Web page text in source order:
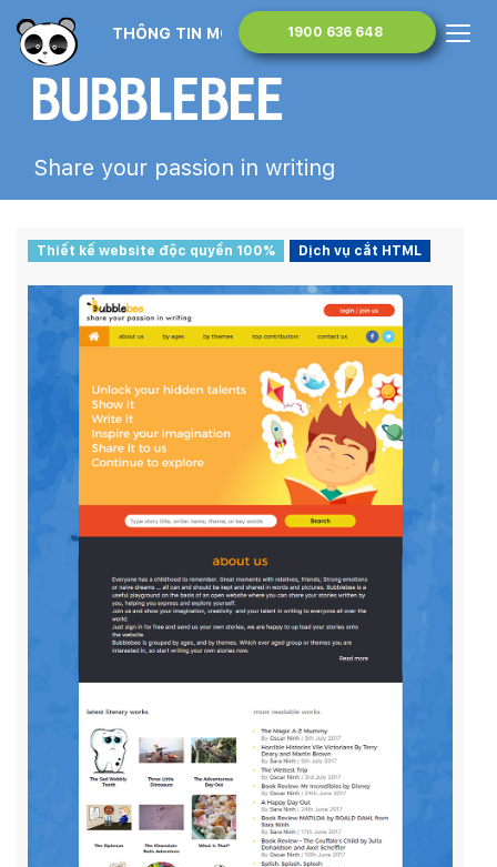
1900 636 648
THÔNG TIN MONA MEDIA
Bubblebee
Share your passion in writing
Thiết kế website độc quyền 100% Dịch vụ cắt HTML